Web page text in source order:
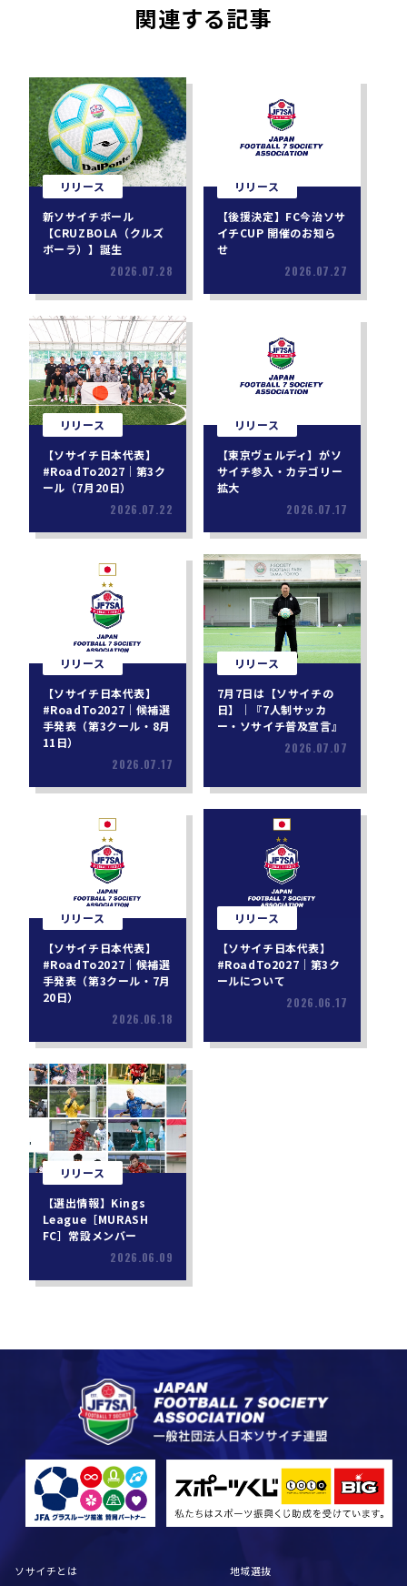
関連する記事
リリース
新ソサイチボール
【CRUZBOLA（クルズ
ボーラ）】誕生
2026.07.28
リリース
【後援決定】FC今治ソサ
イチCUP 開催のお知ら
せ
2026.07.27
リリース
【ソサイチ日本代表】
#RoadTo2027｜第3ク
ール（7月20日）
2026.07.22
リリース
【東京ヴェルディ】がソ
サイチ参入・カテゴリー
拡大
2026.07.17
リリース
【ソサイチ日本代表】
#RoadTo2027｜候補選
手発表（第3クール・8月
11日）
2026.07.17
リリース
7月7日は【ソサイチの
日】｜『7人制サッカ
ー・ソサイチ普及宣言』
2026.07.07
リリース
【ソサイチ日本代表】
#RoadTo2027｜候補選
手発表（第3クール・7月
20日）
2026.06.18
リリース
【ソサイチ日本代表】
#RoadTo2027｜第3ク
ールについて
2026.06.17
リリース
【選出情報】Kings
League［MURASH
FC］常設メンバー
2026.06.09
ソサイチとは 地域選抜